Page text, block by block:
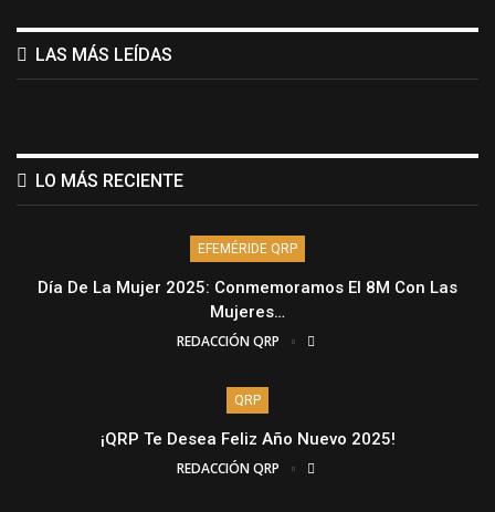
LAS MÁS LEÍDAS
LO MÁS RECIENTE
EFEMÉRIDE QRP
Día De La Mujer 2025: Conmemoramos El 8M Con Las
Mujeres…
REDACCIÓN QRP
QRP
¡QRP Te Desea Feliz Año Nuevo 2025!
REDACCIÓN QRP